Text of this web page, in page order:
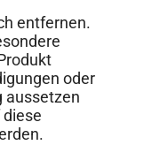
entfernen.
oder
aussetzen